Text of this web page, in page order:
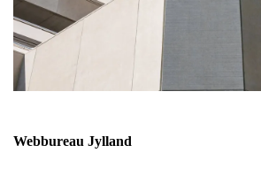
Webbureau Jylland